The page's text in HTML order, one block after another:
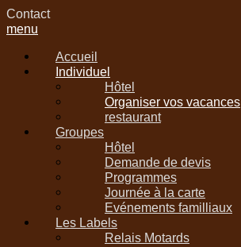
Contact
menu
Accueil
Individuel
Hôtel
Organiser vos vacances
restaurant
Groupes
Hôtel
Demande de devis
Programmes
Journée à la carte
Evénements familliaux
Les Labels
Relais Motards